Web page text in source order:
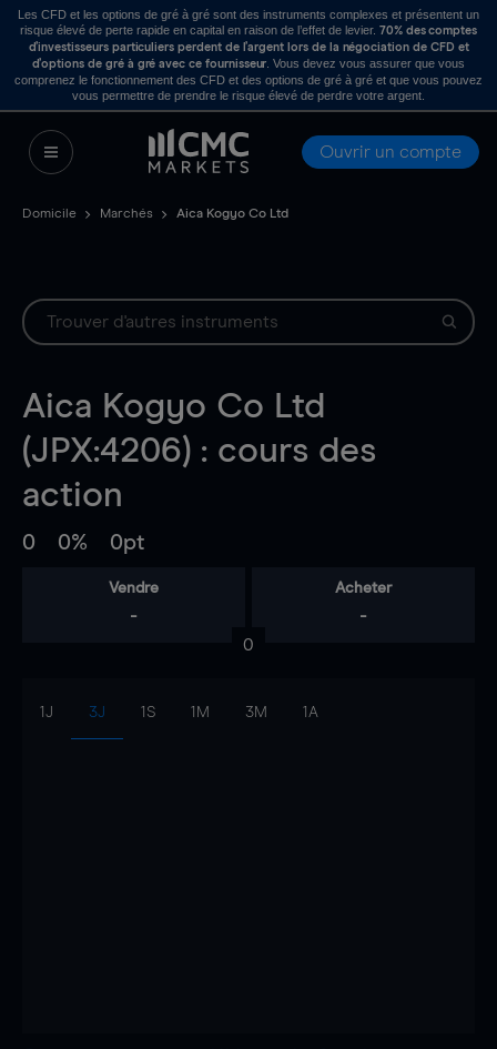
Les CFD et les options de gré à gré sont des instruments complexes et présentent un
risque élevé de perte rapide en capital en raison de l’effet de levier. 70% des comptes
d’investisseurs particuliers perdent de l’argent lors de la négociation de CFD et
d’options de gré à gré avec ce fournisseur . Vous devez vous assurer que vous
comprenez le fonctionnement des CFD et des options de gré à gré et que vous pouvez
vous permettre de prendre le risque élevé de perdre votre argent.
Ouvrir un compte
Domicile Marchés Aica Kogyo Co Ltd
Aica Kogyo Co Ltd
(JPX:4206) : cours des
action
0 0% 0pt
Vendre
-
Acheter
-
0
1J 3J 1S 1M 3M 1A